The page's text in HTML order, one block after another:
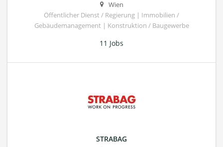
Wien
Öffentlicher Dienst / Regierung | Immobilien /
Gebäudemanagement | Konstruktion / Baugewerbe
11 Jobs
STRABAG